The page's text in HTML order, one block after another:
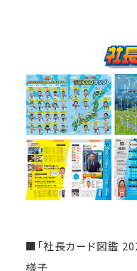
■「社長カード図鑑
様子